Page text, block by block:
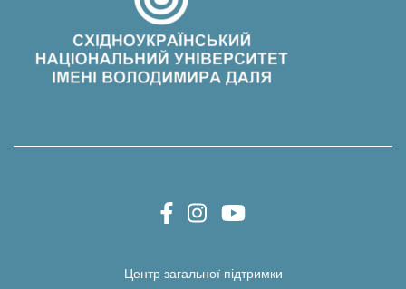
Центр загальної підтримки